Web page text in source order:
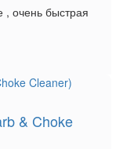
, очень быстрая
& Choke